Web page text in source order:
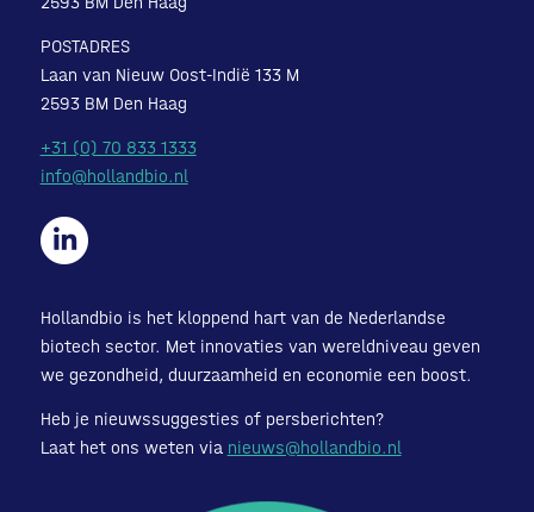
POSTADRES
Laan van Nieuw Oost-Indië 133 M
2593 BM Den Haag
+31 (0) 70 833 1333
info@hollandbio.nl
Hollandbio is het kloppend hart van de Nederlandse
biotech sector. Met innovaties van wereldniveau geven
we gezondheid, duurzaamheid en economie een boost.
Heb je nieuwssuggesties of persberichten?
Laat het ons weten via nieuws@hollandbio.nl